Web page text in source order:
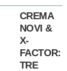
CREMA
NOVI &
X-
FACTOR:
TRE